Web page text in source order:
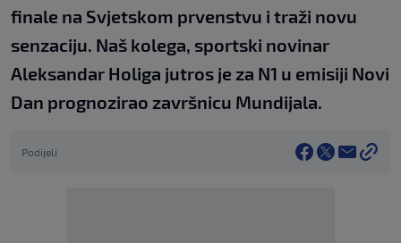
finale na Svjetskom prvenstvu i traži novu
senzaciju. Naš kolega, sportski novinar
Aleksandar Holiga jutros je za N1 u emisiji Novi
Dan prognozirao završnicu Mundijala.
Podijeli